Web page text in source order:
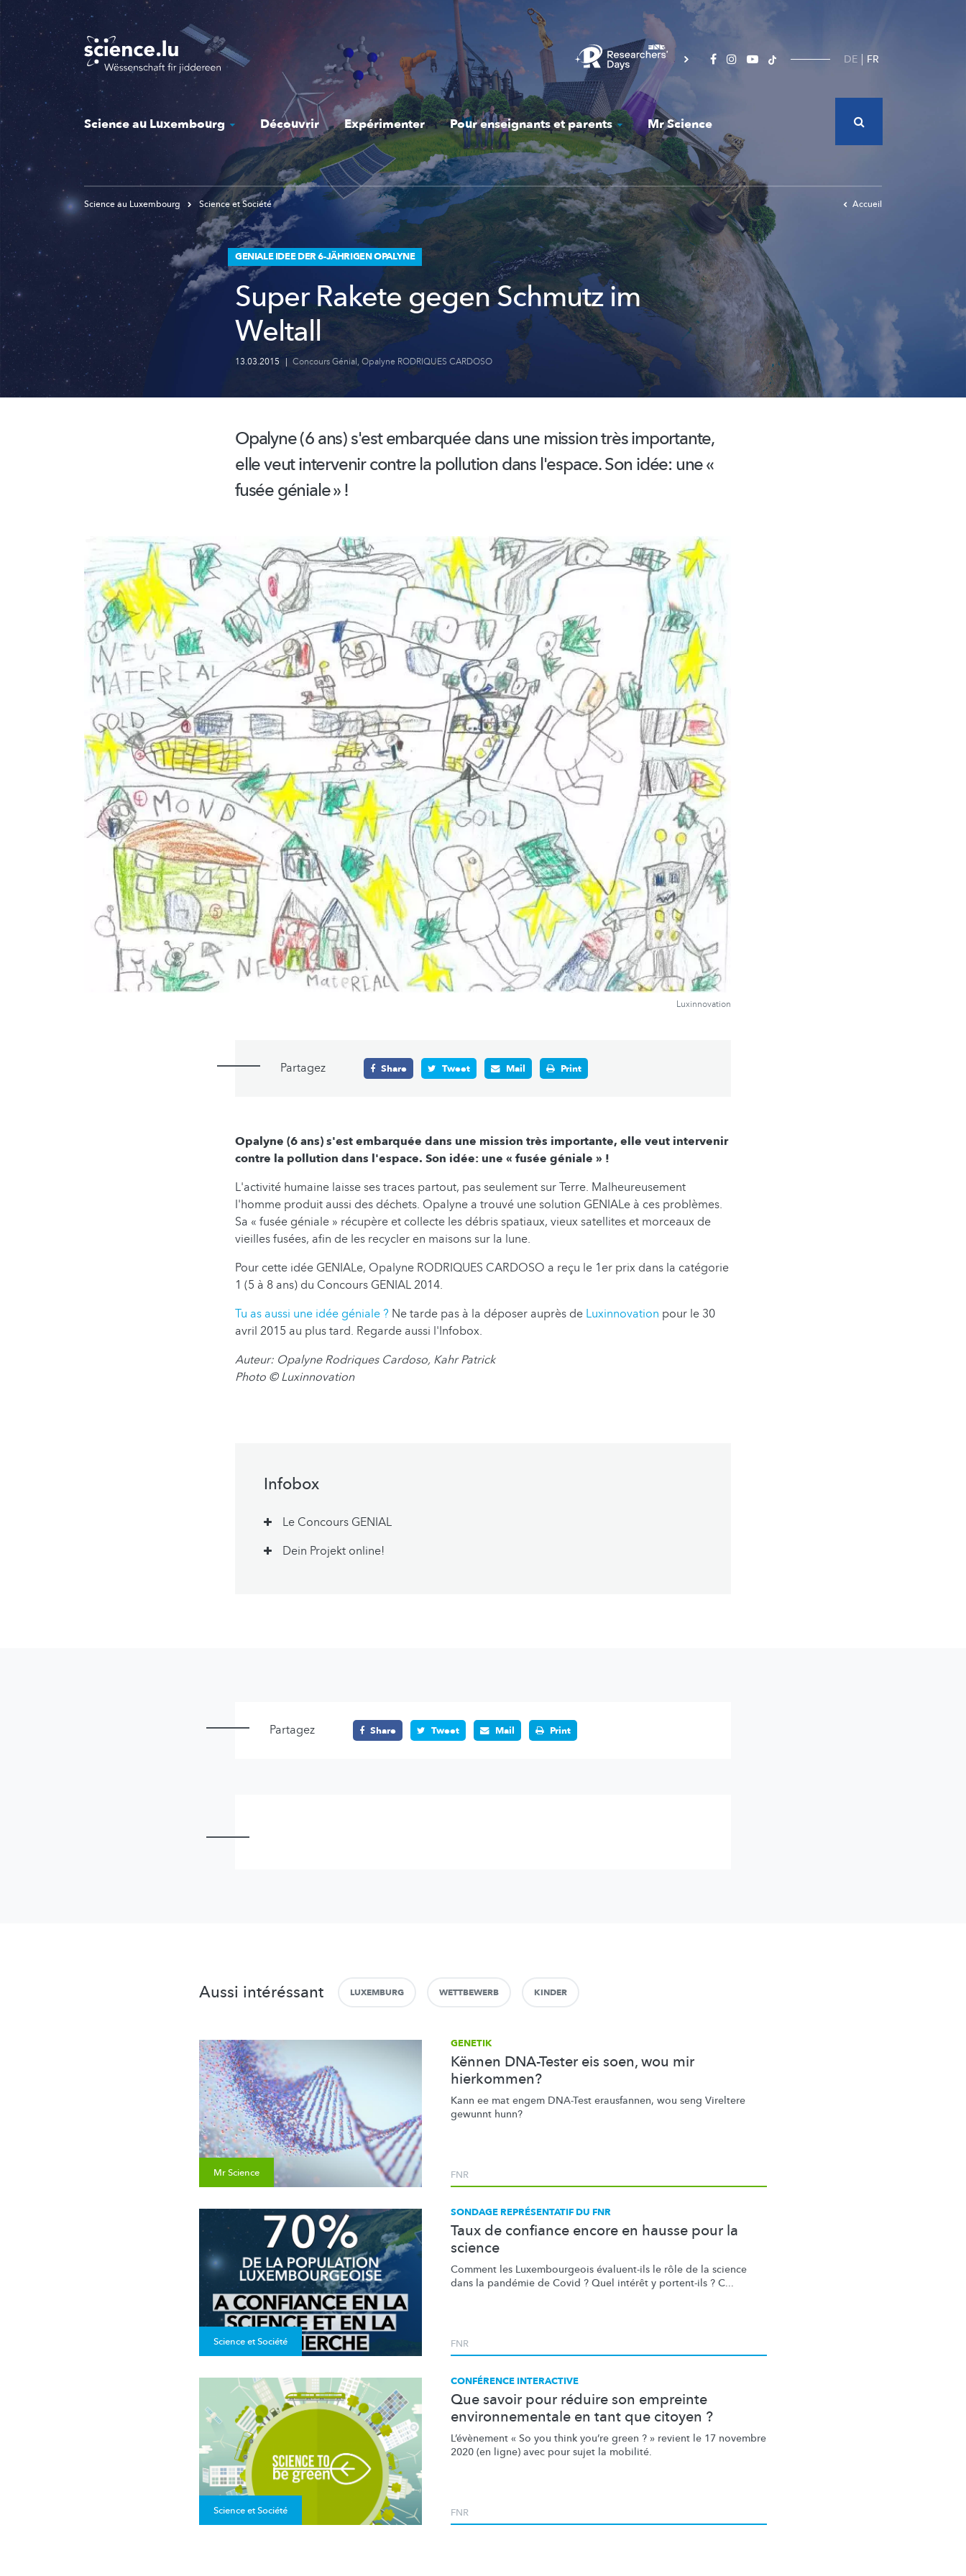
Skip
to
main
content
DE FR
Science au Luxembourg Découvrir Expérimenter Pour enseignants et parents Mr Science
Science au Luxembourg Science et Société Accueil
GENIALE IDEE DER 6-JÄHRIGEN OPALYNE
Super Rakete gegen Schmutz im
Weltall
13.03.2015 | Concours Génial, Opalyne RODRIQUES CARDOSO
Opalyne (6 ans) s'est embarquée dans une mission très importante,
elle veut intervenir contre la pollution dans l'espace. Son idée: une «
fusée géniale » !
Luxinnovation
Partagez Share Tweet Mail Print
Opalyne (6 ans) s'est embarquée dans une mission très importante, elle veut intervenir
contre la pollution dans l'espace. Son idée: une « fusée géniale » !
L'activité humaine laisse ses traces partout, pas seulement sur Terre. Malheureusement
l'homme produit aussi des déchets. Opalyne a trouvé une solution GENIALe à ces problèmes.
Sa « fusée géniale » récupère et collecte les débris spatiaux, vieux satellites et morceaux de
vieilles fusées, afin de les recycler en maisons sur la lune.
Pour cette idée GENIALe, Opalyne RODRIQUES CARDOSO a reçu le 1er prix dans la catégorie
1 (5 à 8 ans) du Concours GENIAL 2014.
Tu as aussi une idée géniale ? Ne tarde pas à la déposer auprès de Luxinnovation pour le 30
avril 2015 au plus tard. Regarde aussi l'Infobox.
Auteur: Opalyne Rodriques Cardoso, Kahr Patrick
Photo © Luxinnovation
Infobox
Le Concours GENIAL
Dein Projekt online!
Partagez Share Tweet Mail Print
Aussi intéréssant LUXEMBURG WETTBEWERB KINDER
Mr Science
GENETIK
Kënnen DNA-Tester eis soen, wou mir
hierkommen?
Kann ee mat engem DNA-Test erausfannen, wou seng Vireltere
gewunnt hunn?
FNR
Science et Société
SONDAGE REPRÉSENTATIF DU FNR
Taux de confiance encore en hausse pour la
science
Comment les Luxembourgeois évaluent-ils le rôle de la science
dans la pandémie de Covid ? Quel intérêt y portent-ils ? C...
FNR
Science et Société
CONFÉRENCE INTERACTIVE
Que savoir pour réduire son empreinte
environnementale en tant que citoyen ?
L’évènement « So you think you’re green ? » revient le 17 novembre
2020 (en ligne) avec pour sujet la mobilité.
FNR